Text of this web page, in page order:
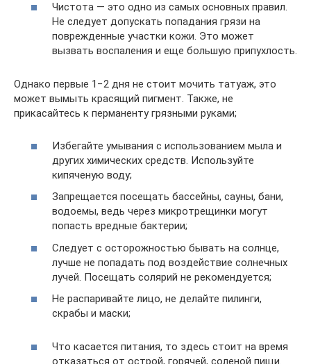
Чистота — это одно из самых основных правил.
Не следует допускать попадания грязи на
поврежденные участки кожи. Это может
вызвать воспаления и еще большую припухлость.
Однако первые 1−2 дня не стоит мочить татуаж, это
может вымыть красящий пигмент. Также, не
прикасайтесь к перманенту грязными руками;
Избегайте умывания с использованием мыла и
других химических средств. Используйте
кипяченую воду;
Запрещается посещать бассейны, сауны, бани,
водоемы, ведь через микротрещинки могут
попасть вредные бактерии;
Следует с осторожностью бывать на солнце,
лучше не попадать под воздействие солнечных
лучей. Посещать солярий не рекомендуется;
Не распаривайте лицо, не делайте пилинги,
скрабы и маски;
Что касается питания, то здесь стоит на время
отказаться от острой, горячей, соленой пищи.